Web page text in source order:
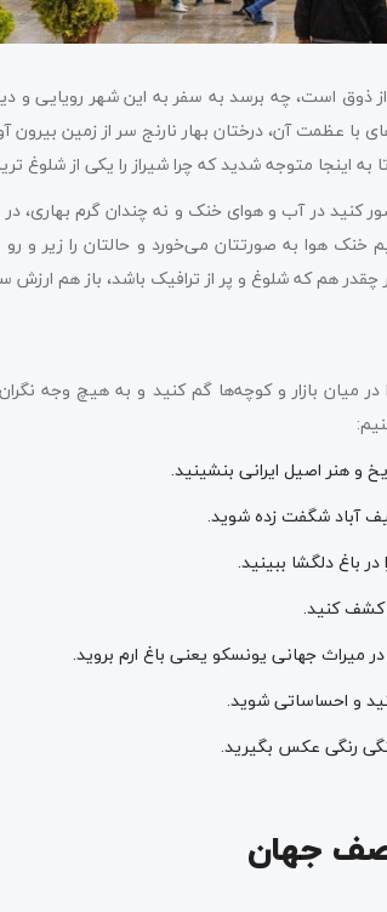
ذوق است، چه برسد به سفر به این شهر رویایی و
با عظمت آن، درختان بهار نارنج سر از زمین
تا به اینجا متوجه شدید که چرا شیراز را یکی از شلوغ
کنید در آب و هوای خنک و نه چندان گرم بهاری،
خنک هوا به صورتتان می‌خورد و حالتان را زیر و
چقدر هم که شلوغ و پر از ترافیک باشد، باز هم ارزش
در میان بازار و کوچه‌ها گم کنید و به هیچ وجه
و هنر اصیل ایرانی بنشینید.
آباد شگفت زده شوید.
باغ دلگشا ببینید.
کشف کنید.
میراث جهانی یونسکو یعنی باغ ارم بروید.
و احساساتی شوید.
رنگی عکس بگیرید.
جهان